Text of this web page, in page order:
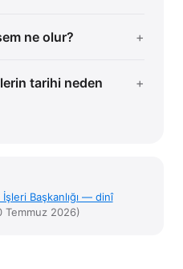
ne olur?
tarihi neden
Başkanlığı — dinî
Temmuz 2026)